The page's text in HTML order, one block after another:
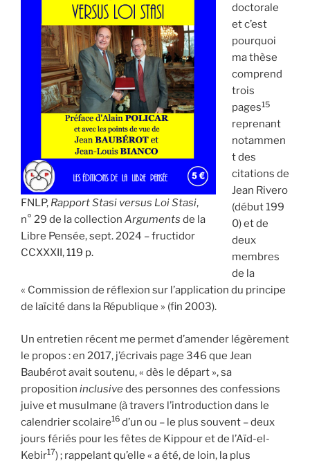
FNLP, Rapport Stasi versus Loi Stasi,
n° 29 de la collection Arguments de la
Libre Pensée, sept. 2024 – fructidor
CCXXXII,119 p.
doctorale
et c’est
pourquoi
ma thèse
comprend
trois
pages15
reprenant
notammen
t des
citations de
Jean Rivero
(début 199
0) et de
deux
membres
de la
« Commission de réflexion sur l’application du principe
de laïcité dans la République » (fin 2003).
Un entretien récent me permet d’amender légèrement
le propos : en 2017, j’écrivais page 346 que Jean
Baubérot avait soutenu, « dès le départ », sa
proposition inclusivedes personnes des confessions
juive et musulmane (à travers l’introduction dans le
calendrier scolaire16 d’un ou – le plus souvent – deux
jours fériés pour les fêtes de Kippour et de l’Aïd-el-
Kebir17) ; rappelant qu’elle « a été, de loin, la plus